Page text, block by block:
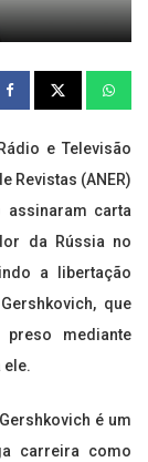
e Televisão
Revistas (ANER)
carta
da Rússia no
a libertação
que
mediante
ele.
é um
carreira como